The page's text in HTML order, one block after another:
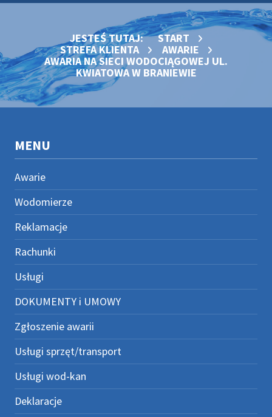
JESTEŚ TUTAJ:
START
STREFA KLIENTA
AWARIE
AWARIA NA SIECI WODOCIĄGOWEJ UL.
KWIATOWA W BRANIEWIE
MENU
Awarie
Wodomierze
Reklamacje
Rachunki
Usługi
DOKUMENTY i UMOWY
Zgłoszenie awarii
Usługi sprzęt/transport
Usługi wod-kan
Deklaracje